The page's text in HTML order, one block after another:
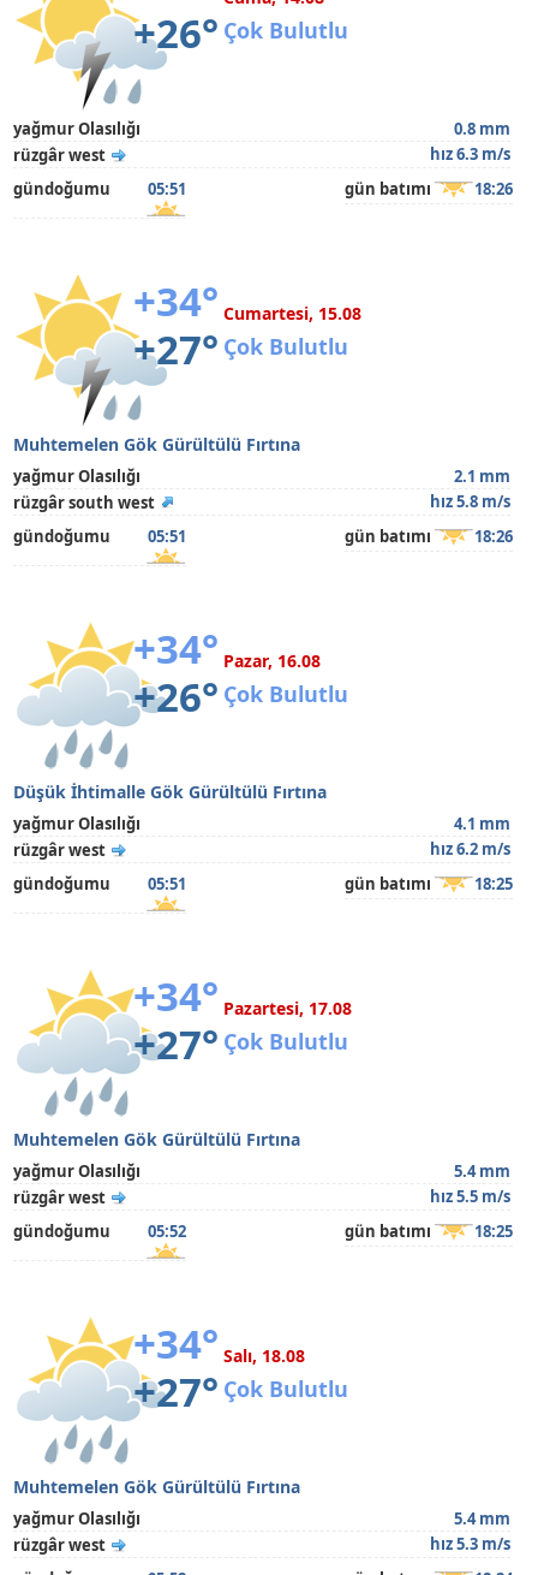
+26° Çok Bulutlu
yağmur Olasılığı
0.8 mm
rüzgâr west
hız 6.3 m/s
gündoğumu
05:51 gün batımı 18:26
+34°
+27°
Cumartesi, 15.08
Çok Bulutlu
Muhtemelen Gök Gürültülü Fırtına
yağmur Olasılığı
2.1 mm
rüzgâr south west
hız 5.8 m/s
gündoğumu
05:51 gün batımı 18:26
+34°
+26°
Pazar, 16.08
Çok Bulutlu
Düşük İhtimalle Gök Gürültülü Fırtına
yağmur Olasılığı
4.1 mm
rüzgâr west
hız 6.2 m/s
gündoğumu
05:51 gün batımı 18:25
+34°
+27°
Pazartesi, 17.08
Çok Bulutlu
Muhtemelen Gök Gürültülü Fırtına
yağmur Olasılığı
5.4 mm
rüzgâr west
hız 5.5 m/s
gündoğumu
05:52 gün batımı 18:25
+34°
+27°
Salı, 18.08
Çok Bulutlu
Muhtemelen Gök Gürültülü Fırtına
yağmur Olasılığı
5.4 mm
rüzgâr west
hız 5.3 m/s